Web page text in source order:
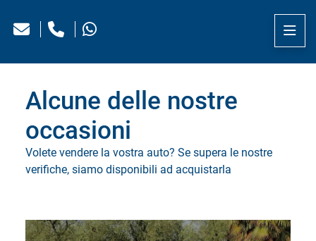
Alcune delle nostre
occasioni
Volete vendere la vostra auto? Se supera le nostre
verifiche, siamo disponibili ad acquistarla